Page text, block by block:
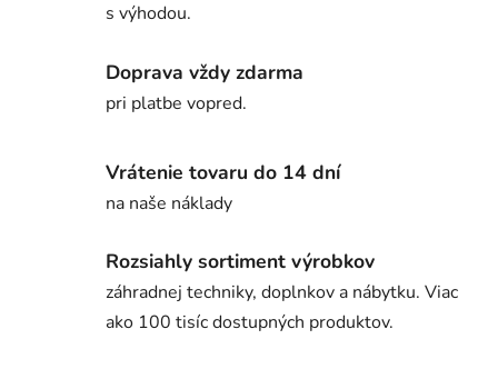
s výhodou.
Doprava vždy zdarma
pri platbe vopred.
Vrátenie tovaru do 14 dní
na naše náklady
Rozsiahly sortiment výrobkov
záhradnej techniky, doplnkov a nábytku. Viac
ako 100 tisíc dostupných produktov.